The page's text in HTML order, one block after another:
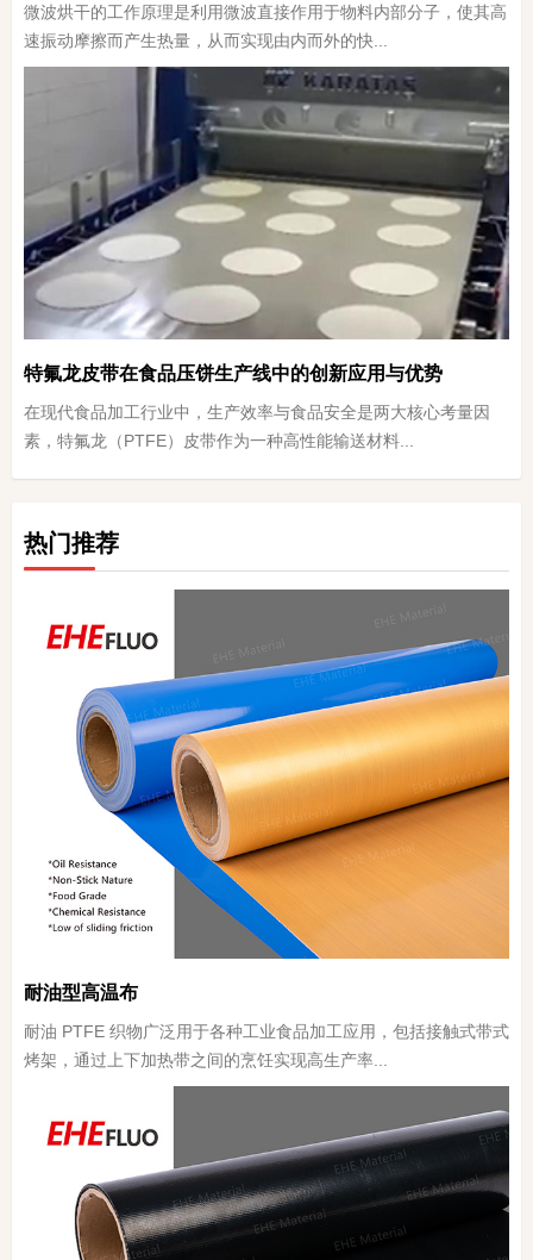
微波烘干的工作原理是利用微波直接作用于物料内部分子，使其高
速振动摩擦而产生热量，从而实现由内而外的快...
特氟龙皮带在食品压饼生产线中的创新应用与优势
在现代食品加工行业中，生产效率与食品安全是两大核心考量因
素，特氟龙（PTFE）皮带作为一种高性能输送材料...
热门推荐
耐油型高温布
耐油 PTFE 织物广泛用于各种工业食品加工应用，包括接触式带式
烤架，通过上下加热带之间的烹饪实现高生产率...